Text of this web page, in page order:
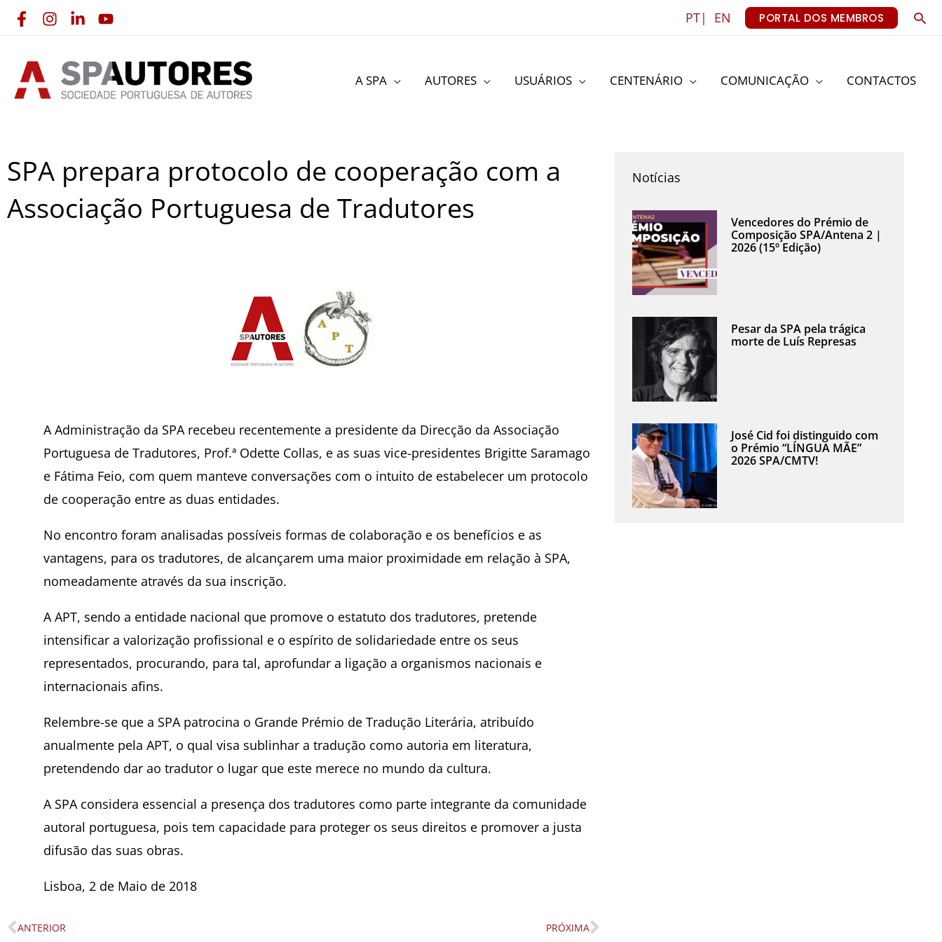
Skip
content
PT| EN PORTAL DOS MEMBROS
A SPA AUTORES USUÁRIOS CENTENÁRIO COMUNICAÇÃO CONTACTOS
SPA prepara protocolo de cooperação com a
Associação Portuguesa de Tradutores
A Administração da SPA recebeu recentemente a presidente da Direcção da Associação
Portuguesa de Tradutores, Prof.ª Odette Collas, e as suas vice-presidentes Brigitte Saramago
e Fátima Feio, com quem manteve conversações com o intuito de estabelecer um protocolo
de cooperação entre as duas entidades.
No encontro foram analisadas possíveis formas de colaboração e os benefícios e as
vantagens, para os tradutores, de alcançarem uma maior proximidade em relação à SPA,
nomeadamente através da sua inscrição.
A APT, sendo a entidade nacional que promove o estatuto dos tradutores, pretende
intensificar a valorização profissional e o espírito de solidariedade entre os seus
representados, procurando, para tal, aprofundar a ligação a organismos nacionais e
internacionais afins.
Relembre-se que a SPA patrocina o Grande Prémio de Tradução Literária, atribuído
anualmente pela APT, o qual visa sublinhar a tradução como autoria em literatura,
pretendendo dar ao tradutor o lugar que este merece no mundo da cultura.
A SPA considera essencial a presença dos tradutores como parte integrante da comunidade
autoral portuguesa, pois tem capacidade para proteger os seus direitos e promover a justa
difusão das suas obras.
Lisboa, 2 de Maio de 2018
Prev
ANTERIOR PRÓXIMANext
Notícias
Vencedores do Prémio de
Composição SPA/Antena 2 |
2026 (15º Edição)
Pesar da SPA pela trágica
morte de Luís Represas
José Cid foi distinguido com
o Prémio “LÍNGUA MÃE”
2026 SPA/CMTV!